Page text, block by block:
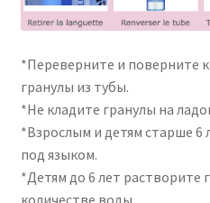
*Переверните и поверните
гранулы из тубы.
*Не кладите гранулы на
*Взрослым и детям старше 6
под языком.
*Детям до 6 лет растворите